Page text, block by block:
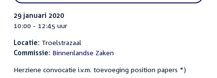
29 januari 2020
10:00 - 12:45 uur
Locatie: Troelstrazaal
Commissie: Binnenlandse Zaken
Herziene convocatie i.v.m. toevoeging position papers *)